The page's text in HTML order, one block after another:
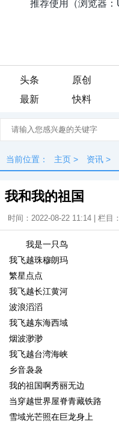
头条 原创
最新
快料
当前位置： 主页 > 资讯 >
我和我的祖国
时间：2022-08-22 11:14 | 栏目：
我是一只鸟
我飞越珠穆朗玛
繁星点点
我飞越长江黄河
波浪滔滔
我飞越东海西域
烟波渺渺
我飞越台湾海峡
乡音袅袅
我的祖国啊秀丽无边
当穿越世界屋脊青藏铁路
雪域光芒照在巨龙身上